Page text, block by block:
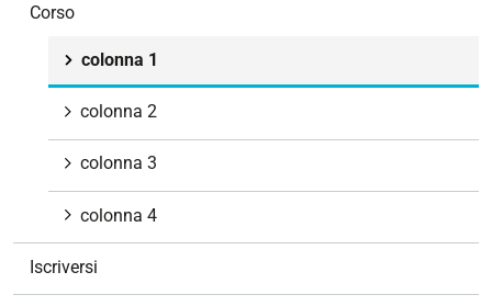
Corso
colonna 1
colonna 2
colonna 3
colonna 4
Iscriversi